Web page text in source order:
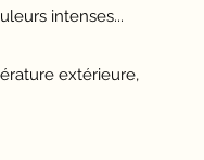
intenses...
extérieure,